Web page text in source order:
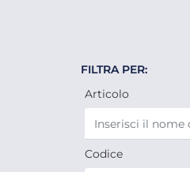
FILTRA PER:
Articolo
Codice